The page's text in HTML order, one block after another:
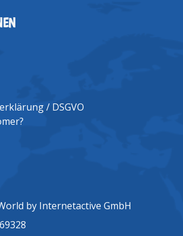
/ DSGVO
by Internetactive GmbH